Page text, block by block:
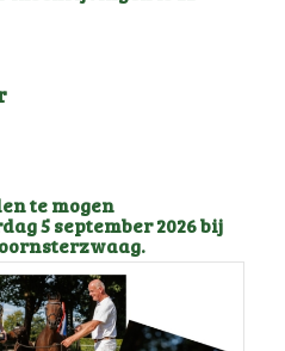
te mogen
5 september 2026 bij